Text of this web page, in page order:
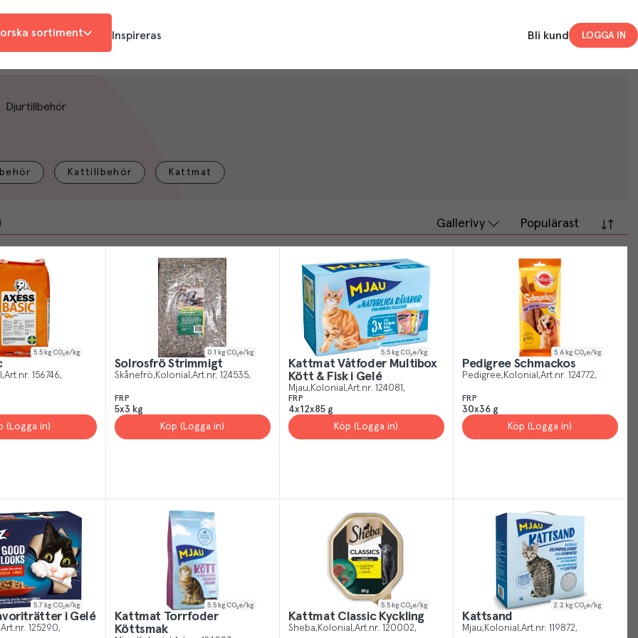
sortiment Inspireras Bli kund LOGGA IN
Djurtillbehör
Kattillbehör Kattmat
Gallerivy Populärast
5.5 kg CO₂e/kg
Art.nr. 156746
(Logga in)
0.1 kg CO₂e/kg
Solrosfrö Strimmigt
Skånefrö Kolonial Art.nr. 124535
FRP
5x3 kg
Köp (Logga in)
5.5 kg CO₂e/kg
Kattmat Våtfoder Multibox
Kött & Fisk i Gelé
Mjau Kolonial Art.nr. 124081
FRP
4x12x85 g
Köp (Logga in)
5.6 kg CO₂e/kg
Pedigree Schmackos
Pedigree Kolonial Art.nr. 124772
FRP
30x36 g
Köp (Logga in)
5.7 kg CO₂e/kg
i Gelé
Art.nr. 125290
5.5 kg CO₂e/kg
Kattmat Torrfoder
Köttsmak
5.5 kg CO₂e/kg
Kattmat Classic Kyckling
Sheba Kolonial Art.nr. 120002
2.2 kg CO₂e/kg
Kattsand
Mjau Kolonial Art.nr. 119872
Your
Cookies
sites,
we
use
cookies.
Our
cookies
give
you